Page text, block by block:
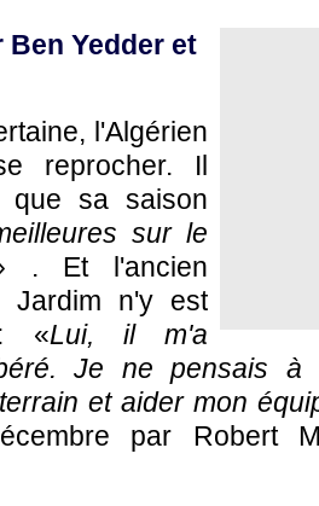
Ben Yedder et
l'Algérien
reprocher. Il
que sa saison
sur le
. Et l'ancien
Jardim n'y est
: «Lui, il m'a
Je ne pensais
et aider mon
par Robert